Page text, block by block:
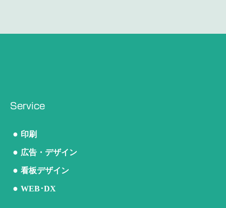
Service
● 印刷
● 広告・デザイン
● 看板デザイン
● WEB･DX